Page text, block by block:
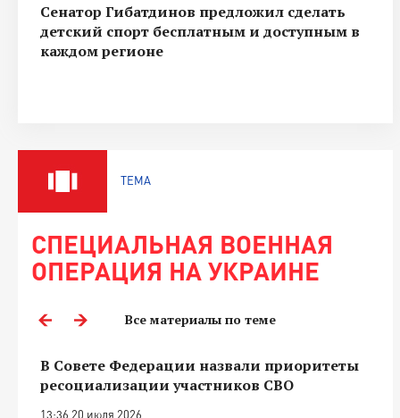
Сенатор Гибатдинов предложил сделать
детский спорт бесплатным и доступным в
каждом регионе
ТЕМА
СПЕЦИАЛЬНАЯ ВОЕННАЯ
ОПЕРАЦИЯ НА УКРАИНЕ
Все материалы по теме
В Совете Федерации назвали приоритеты
ресоциализации участников СВО
13:36 20 июля 2026